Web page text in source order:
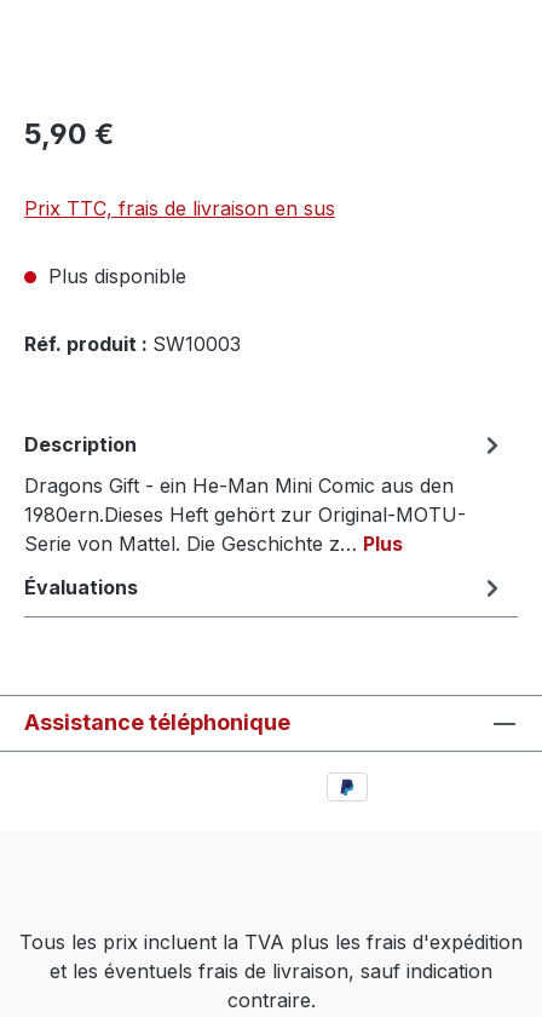
5,90 €
Prix TTC, frais de livraison en sus
Plus disponible
Réf. produit : SW10003
Description
Dragons Gift - ein He-Man Mini Comic aus den
1980ern.Dieses Heft gehört zur Original-MOTU-
Serie von Mattel. Die Geschichte z… Plus
Évaluations
Assistance téléphonique
Tous les prix incluent la TVA plus les frais d'expédition
et les éventuels frais de livraison, sauf indication
contraire.